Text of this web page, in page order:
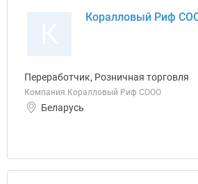
Коралловый Риф
Переработчик, Розничная торговля
Компания Коралловый Риф СООО
Беларусь